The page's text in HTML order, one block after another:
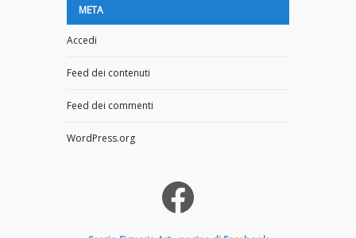
META
Accedi
Feed dei contenuti
Feed dei commenti
WordPress.org
Facebook